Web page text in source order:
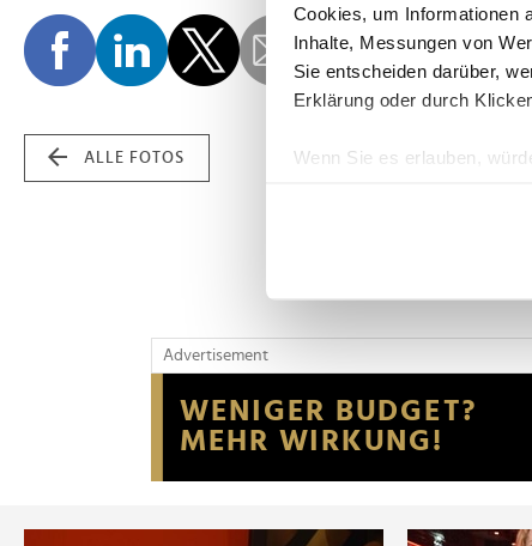
Cookies, um Informationen
Inhalte, Messungen von
Sie entscheiden darüber,
Erklärung oder durch
Wenn Sie es erlauben,
Erfahren Sie mehr
Wir verwenden Cookies,
Website an unsere Partner
möglicherweise mit
der Dienste gesammelt
ALLE FOTOS
Advertisement